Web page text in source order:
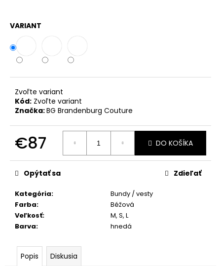
VARIANT
Zvoľte variant
Kód: Zvoľte variant
Značka:BG Brandenburg Couture
€87 DO KOŠÍKA
Kategória:
Bundy / vesty
Farba:
Béžová
Veľkosť:
M, S, L
Barva: hnedá
Opýtať sa Zdieľať
Popis Diskusia
m
KOMPLET
BALANCIA
CALVI
ĽAN
DOLCE
€74